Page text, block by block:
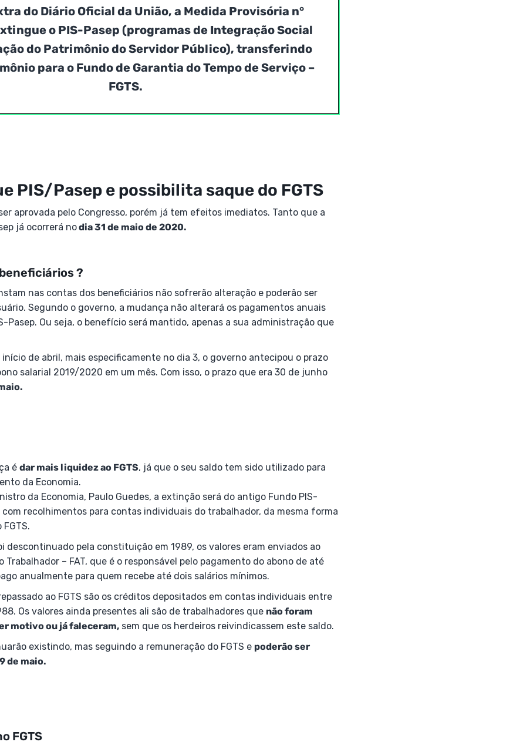
do Diário Oficial da União, a Medida Provisória n°
o PIS-Pasep (programas de Integração Social
do Patrimônio do Servidor Público), transferindo
para o Fundo de Garantia do Tempo de Serviço –
FGTS.
PIS/Pasep e possibilita saque do FGTS
aprovada pelo Congresso, porém já tem efeitos imediatos. Tanto que a
já ocorrerá nodia 31 de maio de 2020.
?
nas contas dos beneficiários não sofrerão alteração e poderão ser
Segundo o governo, a mudança não alterará os pagamentos anuais
Pasep. Ou seja, o benefício será mantido, apenas a sua administração que
início de abril, mais especificamente no dia 3, o governo antecipou o prazo
salarial 2019/2020 em um mês. Com isso, o prazo que era 30 de junho
é dar mais liquidez ao FGTS, já que o seu saldo tem sido utilizado para
da Economia.
da Economia, Paulo Guedes, a extinção será do antigo Fundo PIS-
com recolhimentos para contas individuais do trabalhador, da mesma forma
descontinuado pela constituição em 1989, os valores eram enviados ao
Trabalhador – FAT, que é o responsável pelo pagamento do abono de até
anualmente para quem recebe até dois salários mínimos.
ao FGTS são os créditos depositados em contas individuais entre
Os valores ainda presentes ali são de trabalhadores que não foram
motivo ou já faleceram,sem que os herdeiros reivindicassem este saldo.
existindo, mas seguindo a remuneração do FGTS e poderão ser
de maio.
FGTS